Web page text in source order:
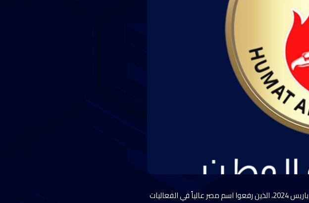
وجه حزب حماة الوطن، التهنئة إلى أبطال مصر في دورة الألعاب البارالمبية باريس 2024، الذين رفعوا اسم مصر عالياً في الفعاليات